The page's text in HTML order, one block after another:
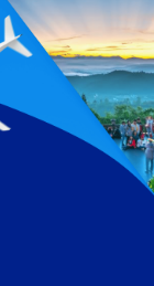
Đây là đầu
ga hiện đại
tiện với
Nur và